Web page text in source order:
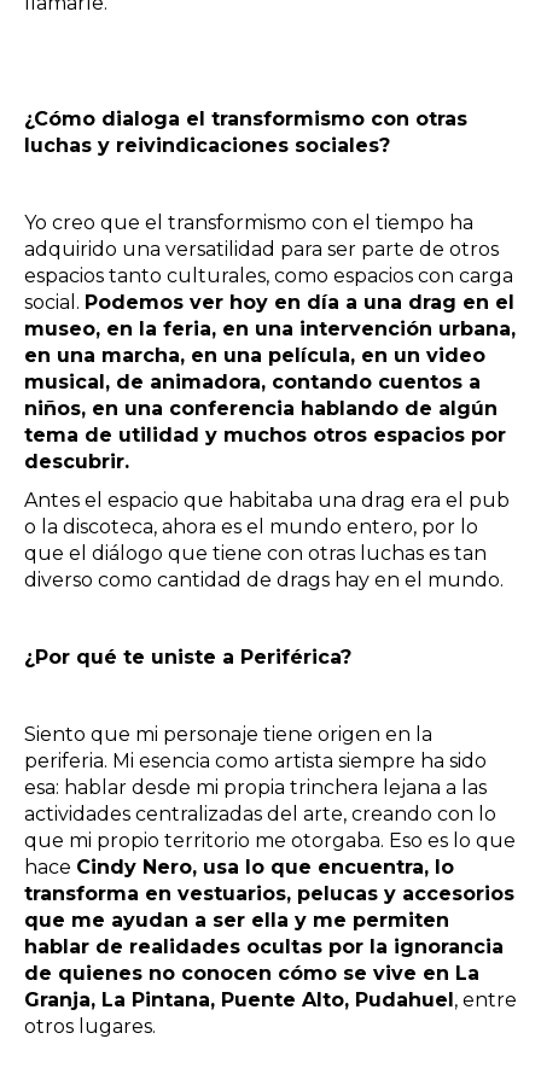
¿Cómo dialoga el transformismo con otras
luchas y reivindicaciones sociales?
Yo creo que el transformismo con el tiempo ha
adquirido una versatilidad para ser parte de otros
espacios tanto culturales, como espacios con carga
social. Podemos ver hoy en día a una drag en el
museo, en la feria, en una intervención urbana,
en una marcha, en una película, en un video
musical, de animadora, contando cuentos a
niños, en una conferencia hablando de algún
tema de utilidad y muchos otros espacios por
descubrir.
Antes el espacio que habitaba una drag era el pub
o la discoteca, ahora es el mundo entero, por lo
que el diálogo que tiene con otras luchas es tan
diverso como cantidad de drags hay en el mundo.
¿Por qué te uniste a Periférica?
Siento que mi personaje tiene origen en la
periferia. Mi esencia como artista siempre ha sido
esa: hablar desde mi propia trinchera lejana a las
actividades centralizadas del arte, creando con lo
que mi propio territorio me otorgaba. Eso es lo que
hace Cindy Nero, usa lo que encuentra, lo
transforma en vestuarios, pelucas y accesorios
que me ayudan a ser ella y me permiten
hablar de realidades ocultas por la ignorancia
de quienes no conocen cómo se vive en La
Granja, La Pintana, Puente Alto, Pudahuel, entre
otros lugares.